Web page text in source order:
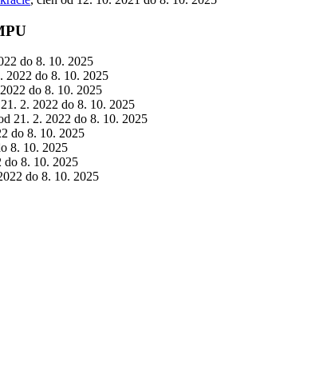
do 8. 10. 2025
2022 do 8. 10. 2025
do 8. 10. 2025
2. 2022 do 8. 10. 2025
21. 2. 2022 do 8. 10. 2025
do 8. 10. 2025
8. 10. 2025
do 8. 10. 2025
do 8. 10. 2025